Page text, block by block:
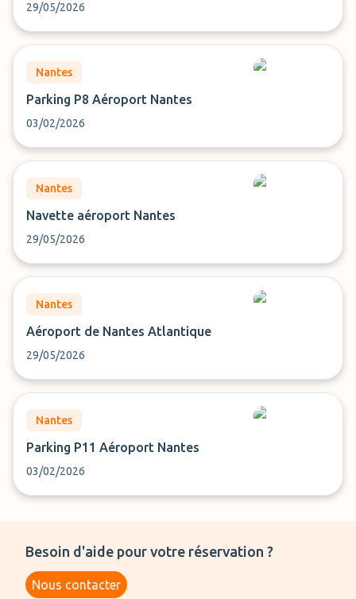
29/05/2026
Nantes
Parking P8 Aéroport Nantes
03/02/2026
Nantes
Navette aéroport Nantes
29/05/2026
Nantes
Aéroport de Nantes Atlantique
29/05/2026
Nantes
Parking P11 Aéroport Nantes
03/02/2026
Besoin d'aide pour votre réservation ?
Nous contacter